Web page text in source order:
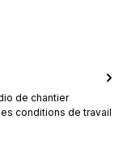
de chantier
conditions de travail